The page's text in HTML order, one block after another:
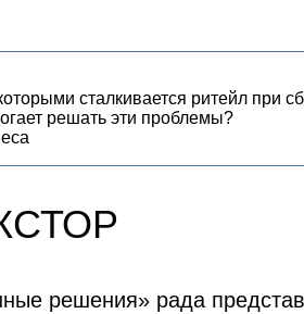
сталкивается ритейл при
решать эти проблемы?
решения» рада